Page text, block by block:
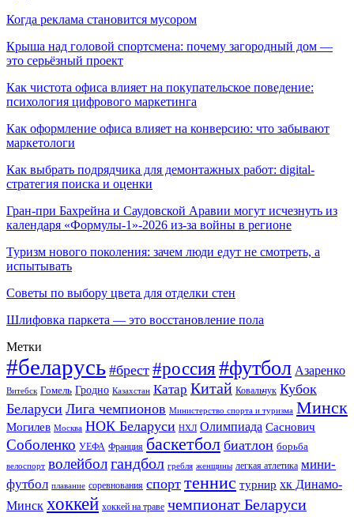
Когда реклама становится мусором
Крыша над головой спортсмена: почему загородный дом —
это серьёзный проект
Как чистота офиса влияет на покупательское поведение:
психология цифрового маркетинга
Как оформление офиса влияет на конверсию: что забывают
маркетологи
Как выбрать подрядчика для демонтажных работ: digital-
стратегия поиска и оценки
Гран-при Бахрейна и Саудовской Аравии могут исчезнуть из
календаря «Формулы-1»-2026 из-за войны в регионе
Туризм нового поколения: зачем люди едут не смотреть, а
испытывать
Советы по выбору цвета для отделки стен
Шлифовка паркета — это восстановление пола
Метки
#беларусь #брест #россия#футбол Азаренко
Витебск Гомель Гродно Казахстан Катар Китай Ковальчук Кубок
Беларуси Лига чемпионов Министерство спорта и туризма Минск
Могилев Москва НОК Беларуси НХЛ Олимпиада Саснович
Соболенко УЕФА Франция баскетбол биатлон борьба
велоспорт волейболгандбол гребля женщины легкая атлетика мини-
футбол плавание соревнования спорт теннис турнир хк Динамо-
Минск хоккей хоккей на траве чемпионат Беларуси